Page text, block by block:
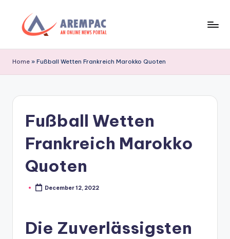
r
e
m
News
Home » Fußball Wetten Frankreich Marokko Quoten
Fußball Wetten
Frankreich Marokko
Quoten
PostedDecember 12, 2022
Die Zuverlässigsten